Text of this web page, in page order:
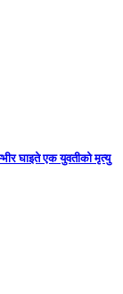
घाइते एक युवतीको मृत्यु